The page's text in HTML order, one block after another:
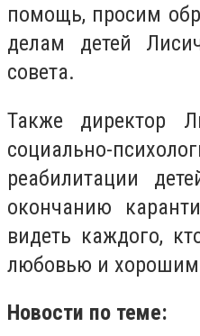
помощь, просим
делам детей
совета.
Также директор
социально-
реабилитации
окончанию
видеть каждого,
любовью и хорошим
Новости по теме: